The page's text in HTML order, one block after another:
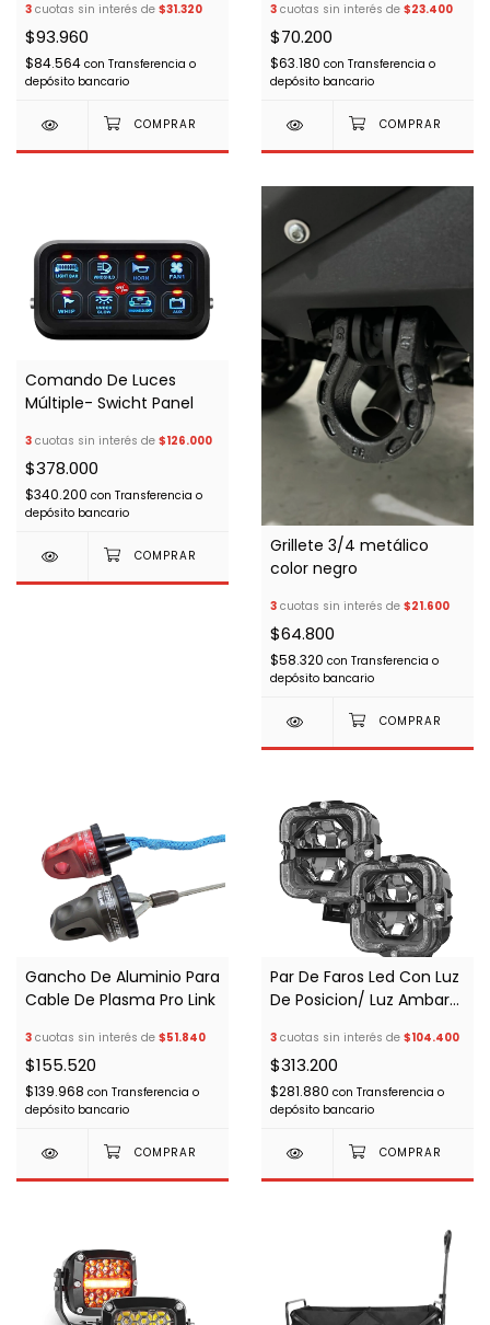
3 cuotas sin interés de $31.320
$93.960
$84.564 con Transferencia o
depósito bancario
3 cuotas sin interés de $23.400
$70.200
$63.180 con Transferencia o
depósito bancario
Comando De Luces
Múltiple- Swicht Panel
3 cuotas sin interés de $126.000
$378.000
$340.200 con Transferencia o
depósito bancario
Grillete 3/4 metálico
color negro
3 cuotas sin interés de $21.600
$64.800
$58.320 con Transferencia o
depósito bancario
Gancho De Aluminio Para
Cable De Plasma Pro Link
3 cuotas sin interés de $51.840
$155.520
$139.968 con Transferencia o
depósito bancario
Par De Faros Led Con Luz
De Posicion/ Luz Ambar
3 cuotas sin interés de $104.400
$313.200
$281.880 con Transferencia o
depósito bancario